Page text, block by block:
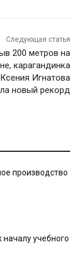
Следующая статья
200 метров на
карагандинка
Ксения Игнатова
новый рекорд
производство
началу учебного